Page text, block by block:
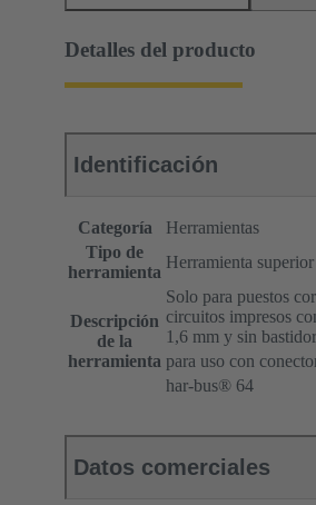
Detalles del producto
Identificación
Categoría
Herramientas
Tipo de
herramienta
Herramienta superior
Descripción
de la
herramienta
Solo para puestos
circuitos impresos
1,6 mm y sin
para uso con
har-bus® 64
Datos comerciales